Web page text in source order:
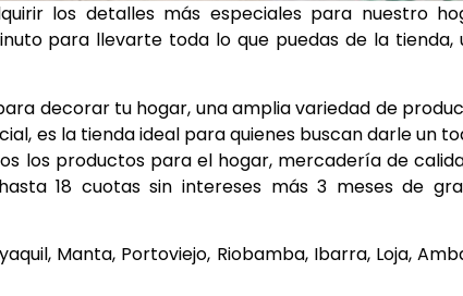
los detalles más especiales para nuestro
para llevarte toda lo que puedas de la tienda,
decorar tu hogar, una amplia variedad de
es la tienda ideal para quienes buscan darle un
los productos para el hogar, mercadería de
18 cuotas sin intereses más 3 meses de
Manta, Portoviejo, Riobamba, Ibarra, Loja,